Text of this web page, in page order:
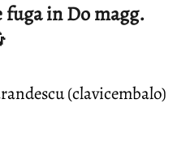
in Do magg.
(clavicembalo)